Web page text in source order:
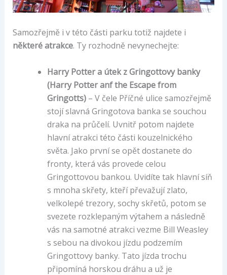
Samozřejmě i v této části parku totiž najdete i
některé atrakce. Ty rozhodně nevynechejte:
Harry Potter a útek z Gringottovy banky
(Harry Potter anf the Escape from
Gringotts)– V čele Příčné ulice samozřejmě
stojí slavná Gringotova banka se souchou
draka na průčelí. Uvnitř potom najdete
hlavní atrakci této části kouzelnického
světa. Jako první se opět dostanete do
fronty, která vás provede celou
Gringottovou bankou. Uvidíte tak hlavní síň
s mnoha skřety, kteří převažují zlato,
velkolepé trezory, sochy skřetů, potom se
svezete rozklepaným výtahem a následně
vás na samotné atrakci vezme Bill Weasley
s sebou na divokou jízdu podzemím
Gringottovy banky. Tato jízda trochu
připomíná horskou dráhu a už je